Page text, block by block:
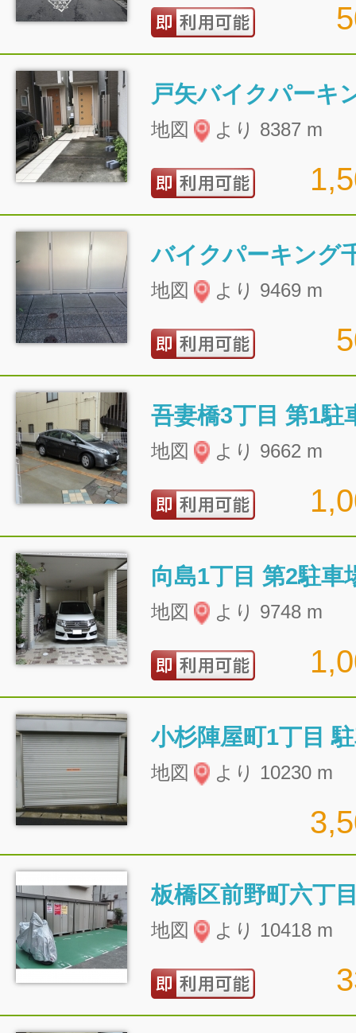
戸矢バイクパーキ
地図 より 8387 m
バイクパーキング
地図 より 9469 m
吾妻橋3丁目 第1駐
地図 より 9662 m
向島1丁目 第2駐車
地図 より 9748 m
小杉陣屋町1丁目
地図 より 10230 m
地図 より 10418 m